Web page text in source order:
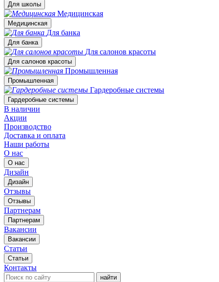
Для школы
Медицинская
Медицинская
Для банка
Для банка
Для салонов красоты
Для салонов красоты
Промышленная
Промышленная
Гардеробные системы
Гардеробные системы
В наличии
Акции
Производство
Доставка и оплата
Наши работы
О нас
О нас
Дизайн
Дизайн
Отзывы
Отзывы
Партнерам
Партнерам
Вакансии
Вакансии
Статьи
Статьи
Контакты
найти